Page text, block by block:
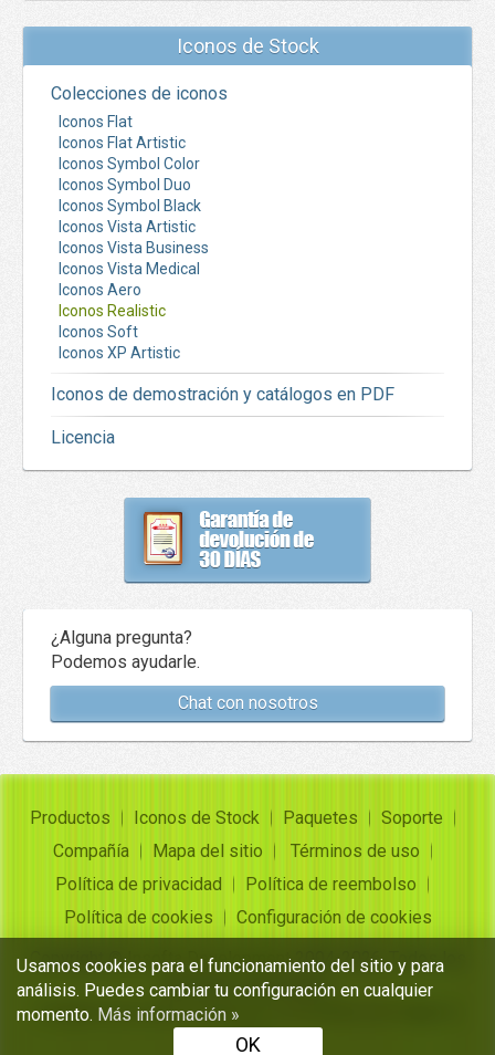
Iconos de Stock
Colecciones de iconos
Iconos Flat
Iconos Flat Artistic
Iconos Symbol Color
Iconos Symbol Duo
Iconos Symbol Black
Iconos Vista Artistic
Iconos Vista Business
Iconos Vista Medical
Iconos Aero
Iconos Realistic
Iconos Soft
Iconos XP Artistic
Iconos de demostración y catálogos en PDF
Licencia
¿Alguna pregunta?
Podemos ayudarle.
Chat con nosotros
Productos Iconos de Stock Paquetes
Soporte
Compañía
Mapa del sitio
Términos de uso
Política de privacidad
Política de reembolso
Política de cookies
Configuración de cookies
Copyright ©Insofta Development 2004-2026. Todos los
derechos reservados
Conjuntos de iconos gratuitos, convertidor de imagen a
icono
Usamos cookies para el funcionamiento del sitio y para
análisis. Puedes cambiar tu configuración en cualquier
momento. Más información »
OK